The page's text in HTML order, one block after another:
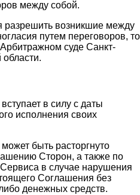
между собой.
разрешить возникшие между
путем переговоров, то
суде Санкт-
области.
в силу с даты
исполнения своих
быть расторгнуто
Сторон, а также по
в случае нарушения
Соглашения без
денежных средств.